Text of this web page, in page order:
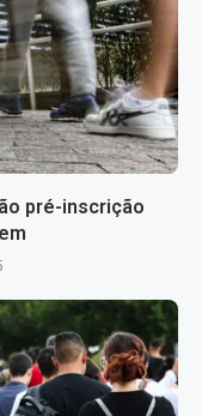
pré-inscrição